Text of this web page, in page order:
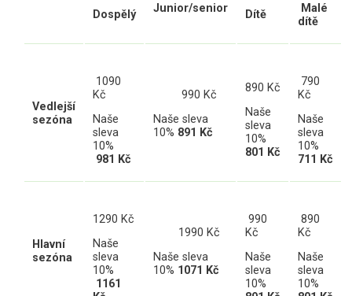
Dospělý Junior/senior Dítě
Malé
dítě
Vedlejší
sezóna
1090
Kč
Naše
sleva
10%
981 Kč
990 Kč
Naše sleva
10% 891 Kč
890 Kč
Naše
sleva
10%
801 Kč
790
Kč
Naše
sleva
10%
711 Kč
Hlavní
sezóna
1290 Kč
Naše
sleva
10%
1161
1990 Kč
Naše sleva
10% 1071 Kč
990
Kč
Naše
sleva
10%
890
Kč
Naše
sleva
10%